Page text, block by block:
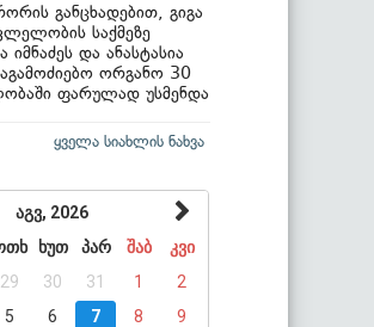
განცხადებით, გიგა
საქმეზე
იმნაძეს და ანასტასია
ორგანო 30
ფარულად უსმენდა
ყველა სიახლის ნახვა
აგვ, 2026
ხუთ პარ შაბ
კვი
29 30 31 1
2
5 6 7 8
9